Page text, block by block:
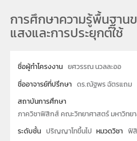
การศึกษาความรู้พื้นฐาน
แสงและการประยุกต์ใช้
ชื่อผู้ทำโครงงาน ยศวรรณ นวลละออ
ชื่ออาจารย์ที่ปรึกษา ดร.ณัฐพร ฉัตรแถม
สถาบันการศึกษา
ภาควิชาฟิสิกส์ คณะวิทยาศาสตร์ มหาวิทย
ระดับชั้น ปริญญาโทขึ้นไป หมวดวิชา ฟิ